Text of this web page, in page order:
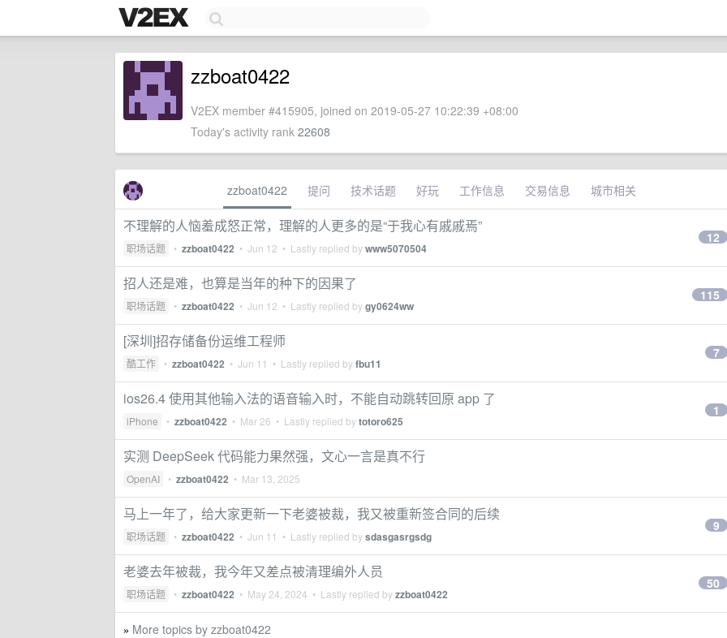
zzboat0422
V2EX member #415905, joined on 2019-05-27 10:22:39 +08:00
Today's activity rank 22608
zzboat0422 提问 技术话题 好玩 工作信息 交易信息 城市相关
不理解的人恼羞成怒正常，理解的人更多的是“于我心有戚戚焉”
职场话题 • zzboat0422 • Jun 12 • Lastly replied bywww5070504
12
招人还是难，也算是当年的种下的因果了
职场话题 • zzboat0422 • Jun 12 • Lastly replied bygy0624ww
115
[深圳]招存储备份运维工程师
酷工作 • zzboat0422 • Jun 11 • Lastly replied byfbu11
7
ios26.4 使用其他输入法的语音输入时，不能自动跳转回原 app 了
iPhone • zzboat0422 • Mar 26 • Lastly replied bytotoro625
1
实测 DeepSeek 代码能力果然强，文心一言是真不行
OpenAI • zzboat0422 • Mar 13, 2025
马上一年了，给大家更新一下老婆被裁，我又被重新签合同的后续
职场话题 • zzboat0422 • Jun 11 • Lastly replied bysdasgasrgsdg
9
老婆去年被裁，我今年又差点被清理编外人员
职场话题 • zzboat0422 • May 24, 2024 • Lastly replied byzzboat0422
50
» More topics by zzboat0422